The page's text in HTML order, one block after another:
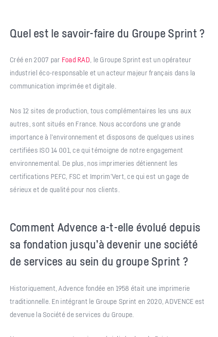
Quel est le savoir-faire du Groupe Sprint ?
Créé en 2007 par Foad RAD , le Groupe Sprint est un opérateur
industriel éco-responsable et un acteur majeur français dans la
communication imprimée et digitale.
Nos 12 sites de production, tous complémentaires les uns aux
autres, sont situés en France. Nous accordons une grande
importance à l’environnement et disposons de quelques usines
certifiées ISO 14 001, ce qui témoigne de notre engagement
environnemental. De plus, nos imprimeries détiennent les
certifications PEFC, FSC et Imprim’Vert, ce qui est un gage de
sérieux et de qualité pour nos clients.
Comment Advence a-t-elle évolué depuis
sa fondation jusqu’à devenir une société
de services au sein du groupe Sprint ?
Historiquement, Advence fondée en 1958 était une imprimerie
traditionnelle. En intégrant le Groupe Sprint en 2020, ADVENCE est
devenue la Société de services du Groupe.